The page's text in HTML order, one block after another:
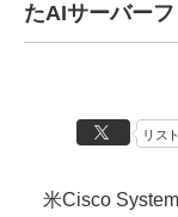
たAIサーバー
リスト
米Cisco